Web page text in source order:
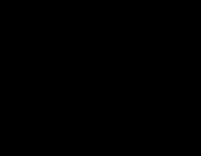
を追加する